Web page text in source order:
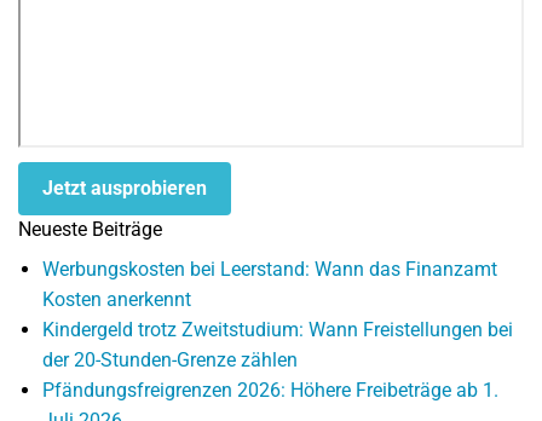
Jetzt ausprobieren
Neueste Beiträge
Werbungskosten bei Leerstand: Wann das Finanzamt
Kosten anerkennt
Kindergeld trotz Zweitstudium: Wann Freistellungen bei
der 20-Stunden-Grenze zählen
Pfändungsfreigrenzen 2026: Höhere Freibeträge ab 1.